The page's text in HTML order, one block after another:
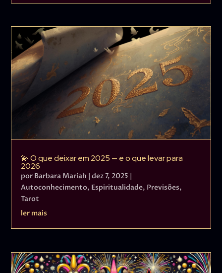
💫 O que deixar em 2025 — e o que levar para
2026
por Barbara Mariah |dez 7, 2025
Autoconhecimento, Espiritualidade, Previsões,
Tarot
ler mais